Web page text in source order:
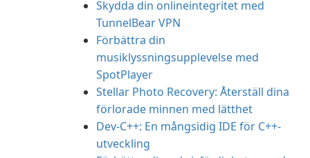
Skydda din onlineintegritet med
TunnelBear VPN
Förbättra din
musiklyssningsupplevelse med
SpotPlayer
Stellar Photo Recovery: Återställ dina
förlorade minnen med lätthet
Dev-C++: En mångsidig IDE för C++-
utveckling